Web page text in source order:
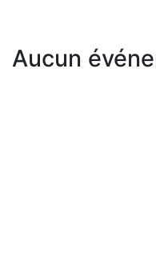
Aucun